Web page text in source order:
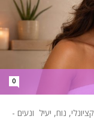
0
נוח, יעיל ונעים -